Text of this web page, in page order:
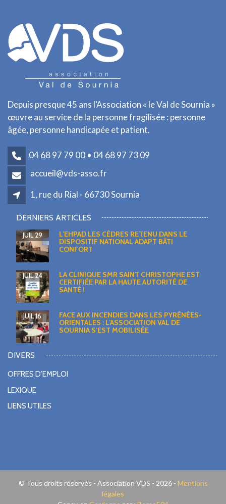
Depuis presque 45 ans l’Association « le Val de Sournia »
œuvre au service de la personne fragilisée : personne
âgée, personne handicapée et patient.
04 68 97 79 00 • 04 68 97 73 09
accueil@vds-asso.fr
1, rue du Rial - 66730 Sournia
DERNIERS ARTICLES
L’EHPAD LES CÈDRES RETENU DANS LE
DISPOSITIF NATIONAL ADAPT BÂTI
CONFORT
JUIL 29
LA CLINIQUE SMR SAINT CHRISTOPHE EST
CERTIFIÉE PAR LA HAUTE AUTORITÉ DE
SANTÉ !
JUIL 24
FACE AUX INCENDIES DANS LES PYRÉNÉES-
ORIENTALES : L’ASSOCIATION VAL DE
SOURNIA S’EST MOBILISÉE
JUIL 16
DIVERS
OFFRES D’EMPLOI
LEXIQUE
LIENS UTILES
© Tous droits réservés - Association VDS - 2026 - Mentions
légales